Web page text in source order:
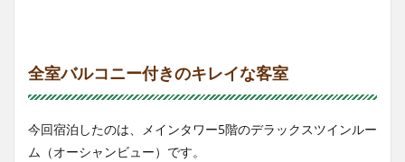
全室バルコニー付きのキレイな客室
今回宿泊したのは、メインタワー5階のデラックスツインルー
ム（オーシャンビュー）です。